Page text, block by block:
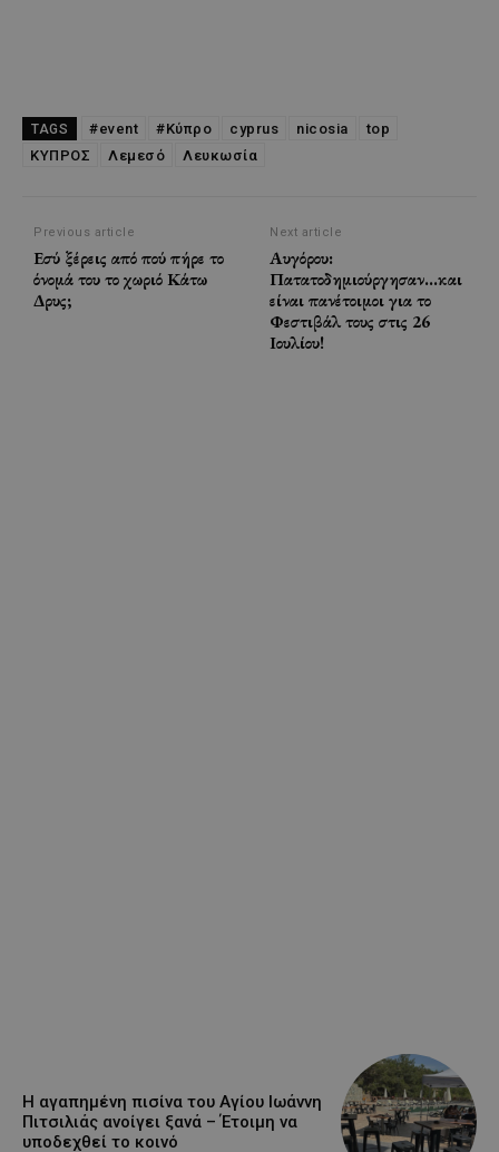
TAGS #event #Κύπρο cyprus nicosia
top
ΚΥΠΡΟΣ
Λεμεσό Λευκωσία
Previous article
Εσύ ξέρεις από πού πήρε το
όνομά του το χωριό Κάτω
Δρυς;
Next article
Αυγόρου:
Πατατοδημιούργησαν…και
είναι πανέτοιμοι για το
Φεστιβάλ τους στις 26
Ιουλίου!
Η αγαπημένη πισίνα του Αγίου Ιωάννη
Πιτσιλιάς ανοίγει ξανά – Έτοιμη να
υποδεχθεί το κοινό